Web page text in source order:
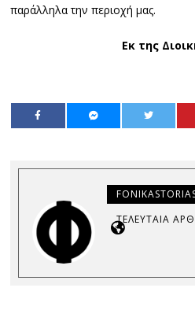
παράλληλα την περιοχή μας.
Εκ της
ΤΕΛΕΥΤΑΊΑ